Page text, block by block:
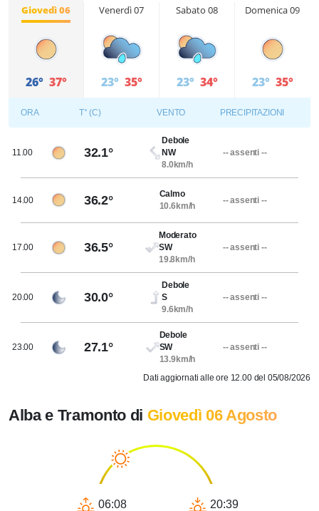
Giovedì 06
26° 37°
Venerdì 07
23° 35°
Sabato 08
23° 34°
Domenica 09
23° 35°
ORA T° (C) VENTO PRECIPITAZIONI
11.00 32.1°
Debole
NW
8.0km/h
-- assenti --
14.00 36.2°
Calmo
10.6km/h
-- assenti --
17.00 36.5°
Moderato
SW
19.8km/h
-- assenti --
20.00 30.0°
Debole
S
9.6km/h
-- assenti --
23.00 27.1°
Debole
SW
13.9km/h
-- assenti --
Dati aggiornati alle ore 12.00 del 05/08/2026
Alba e Tramonto di Giovedì 06 Agosto
06:08
20:39